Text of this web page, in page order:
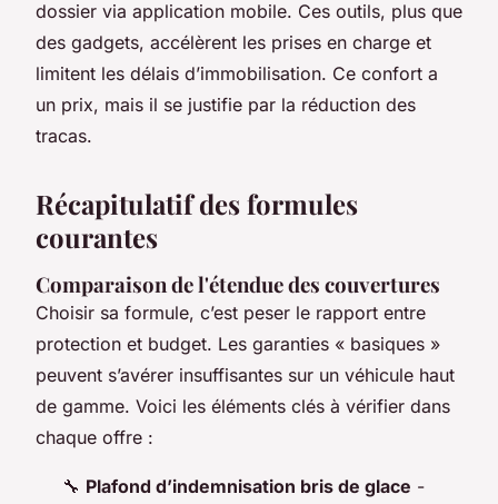
dossier via application mobile. Ces outils, plus que
des gadgets, accélèrent les prises en charge et
limitent les délais d’immobilisation. Ce confort a
un prix, mais il se justifie par la réduction des
tracas.
Récapitulatif des formules
courantes
Comparaison de l'étendue des couvertures
Choisir sa formule, c’est peser le rapport entre
protection et budget. Les garanties « basiques »
peuvent s’avérer insuffisantes sur un véhicule haut
de gamme. Voici les éléments clés à vérifier dans
chaque offre :
🔧 Plafond d’indemnisation bris de glace -